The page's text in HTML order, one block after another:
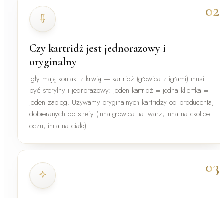
02
Czy kartridż jest jednorazowy i
oryginalny
Igły mają kontakt z krwią — kartridż (głowica z igłami) musi
być sterylny i jednorazowy: jeden kartridż = jedna klientka =
jeden zabieg. Używamy oryginalnych kartridży od producenta,
dobieranych do strefy (inna głowica na twarz, inna na okolice
oczu, inna na ciało).
03